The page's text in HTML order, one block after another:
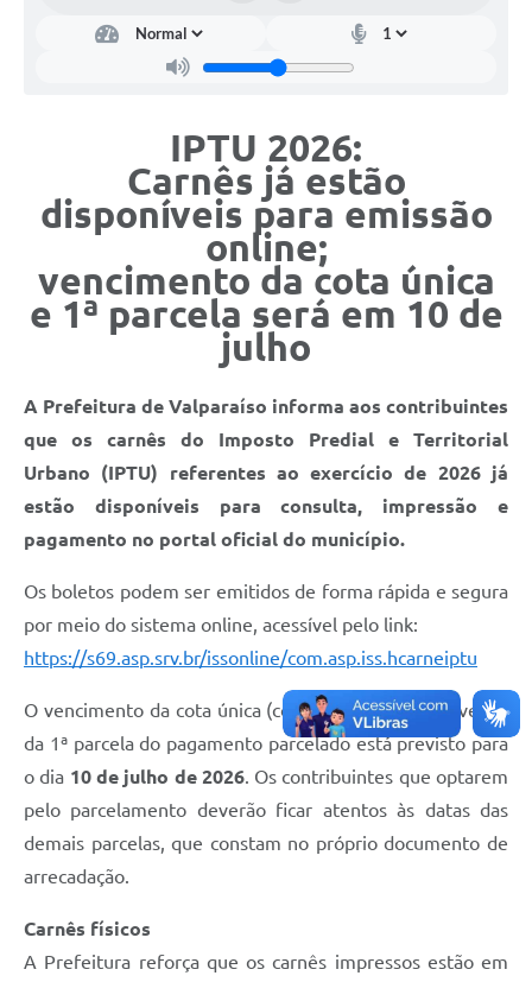
Arquivos para Download
Carta de Serviços
Galeria de Vídeos
Secretarias
Projetos
Links
Serviços Online
Telefones Úteis
Agenda
SIC
IPTU 2026:
Carnês já estão
disponíveis para emissão
online;
vencimento da cota única
e 1ª parcela será em 10 de
julho
A Prefeitura de Valparaíso informa aos contribuintes
que os carnês do Imposto Predial e Territorial
Urbano (IPTU) referentes ao exercício de 2026 já
estão disponíveis para consulta, impressão e
pagamento no portal oficial do município.
Os boletos podem ser emitidos de forma rápida e segura
por meio do sistema online, acessível pelo link:
https://s69.asp.srv.br/issonline/com.asp.iss.hcarneiptu
O vencimento da cota única (com desconto, se houver) e
da 1ª parcela do pagamento parcelado está previsto para
o dia 10 de julho de 2026. Os contribuintes que optarem
pelo parcelamento deverão ficar atentos às datas das
demais parcelas, que constam no próprio documento de
arrecadação.
Carnês físicos
A Prefeitura reforça que os carnês impressos estão em